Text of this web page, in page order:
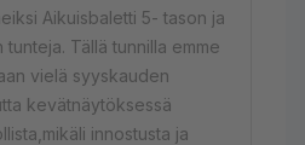
Aikuisbaletti 5- tason ja
Tällä tunnilla emme
vielä syyskauden
kevätnäytöksessä
innostusta ja